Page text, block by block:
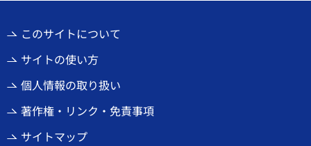
このサイトについて
サイトの使い方
個人情報の取り扱い
著作権・リンク・免責事項
サイトマップ